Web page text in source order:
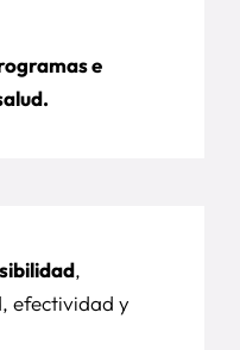
e
,
efectividad y